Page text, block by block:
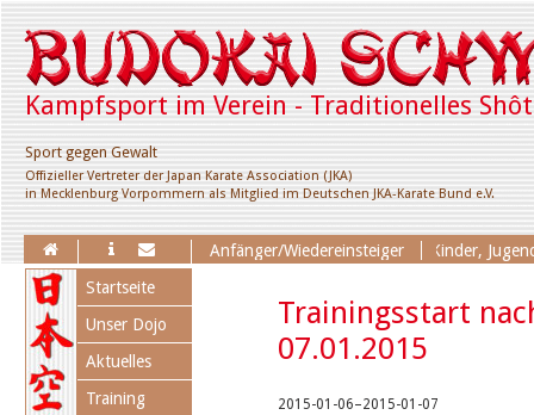
Kampfsport im Verein - Traditionelles
Sport gegen Gewalt
Offizieller Vertreter der Japan Karate Association (JKA)
in Mecklenburg Vorpommern als Mitglied im Deutschen JKA-Karate Bund e.V.
Anfänger/Wiedereinsteiger
Erweiterung des Trainingsangebotes für Kinder, Jugendl. &
Trainingsstart
07.01.2015
2015-01-06–2015-01-07
Navigation
überspringen
Startseite
Unser Dojo
Aktuelles
Training